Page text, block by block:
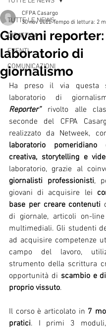
TUTTE LE NEWS
DIDATTICA
EVENTI
COMUNICAZIONI
Giovani reporter:
laboratorio di
giornalismo
CFPA Casargo
30 nov 2022 Tempo di lettura: 2
Ha preso il via questa
laboratorio di
Reporter” rivolto alle
seconde del CFPA
laboratorio
creativa, storytelling e
laboratorio, grazie al
giornalisti professionisti,
giovani di acquisire lei
base per creare contenuti
di giornale, articoli on-
multimediali. Gli studenti
ad acquisire competenze
campo del lavoro,
strumento della scrittura
opportunità di scambio e
proprio vissuto.
Il corso è articolato in 7
pratici. I primi 3 moduli,